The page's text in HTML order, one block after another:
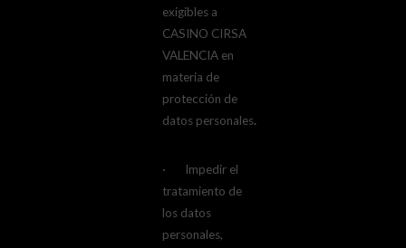
exigibles a
CASINO CIRSA
VALENCIA en
materia de
protección de
datos personales.
· Impedir el
tratamiento de
los datos
personales,